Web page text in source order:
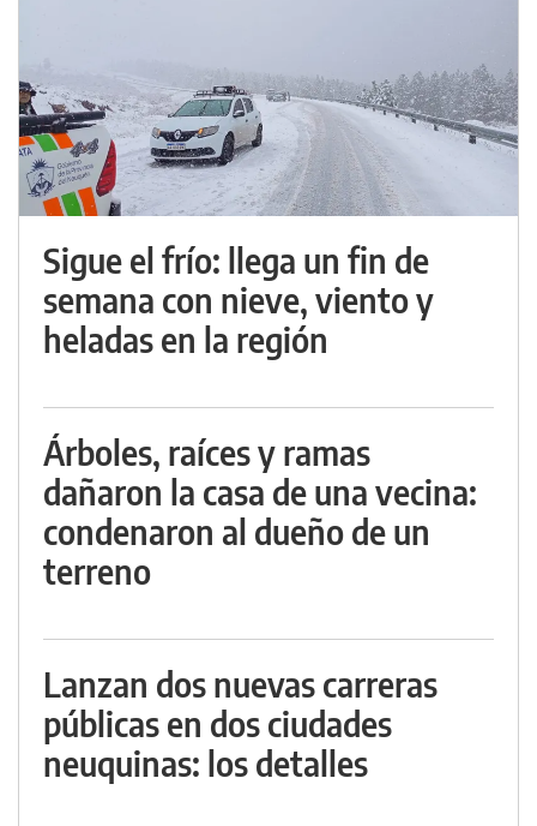
Sigue el frío: llega un fin de
semana con nieve, viento y
heladas en la región
Árboles, raíces y ramas
dañaron la casa de una vecina:
condenaron al dueño de un
terreno
Lanzan dos nuevas carreras
públicas en dos ciudades
neuquinas: los detalles